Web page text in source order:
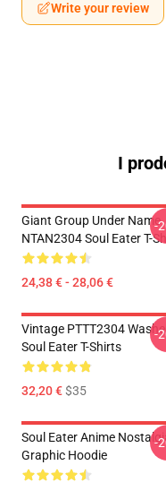
Write your review
I
Giant Group Under Name
NTAN2304 Soul Eater T-
24,38 € - 28,06 €
-
Vintage PTTT2304
Soul Eater T-Shirts
32,20 €$35
-
Soul Eater Anime
Graphic Hoodie
-